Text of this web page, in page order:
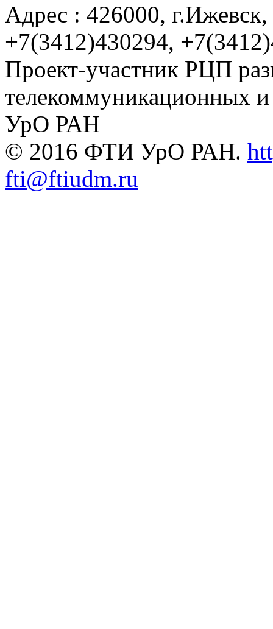
Адрес : 426000,
+7(3412)430294,
Проект-участник РЦП
телекоммуникационных
УрО РАН
© 2016 ФТИ УрО РАН.
fti@ftiudm.ru